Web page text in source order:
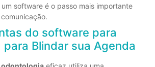
software é o passo mais importante
do software para
Blindar sua Agenda